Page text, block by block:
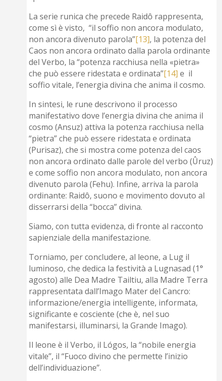
La serie runica che precede Raidô rappresenta,
come sì è visto, “il soffio non ancora modulato,
non ancora divenuto parola”[13], la potenza del
Caos non ancora ordinato dalla parola ordinante
del Verbo, la “potenza racchiusa nella «pietra»
che può essere ridestata e ordinata”[14] e il
soffio vitale, l’energia divina che anima il cosmo.
In sintesi, le rune descrivono il processo
manifestativo dove l’energia divina che anima il
cosmo (Ansuz) attiva la potenza racchiusa nella
“pietra” che può essere ridestata e ordinata
(Purisaz), che si mostra come potenza del caos
non ancora ordinato dalle parole del verbo (Ûruz)
e come soffio non ancora modulato, non ancora
divenuto parola (Fehu). Infine, arriva la parola
ordinante: Raidô, suono e movimento dovuto al
disserrarsi della “bocca” divina.
Siamo, con tutta evidenza, di fronte al racconto
sapienziale della manifestazione.
Torniamo, per concludere, al leone, a Lug il
luminoso, che dedica la festività a Lugnasad (1°
agosto) alle Dea Madre Tailtiu, alla Madre Terra
rappresentata dall’Imago Mater del Cancro:
informazione/energia intelligente, informata,
significante e cosciente (che è, nel suo
manifestarsi, illuminarsi, la Grande Imago).
Il leone è il Verbo, il Lógos, la “nobile energia
vitale”, il “Fuoco divino che permette l’inizio
dell’individuazione”.